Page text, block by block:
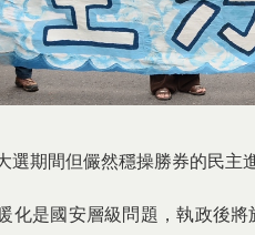
選期間但儼然穩操勝券的民主
化是國安層級問題，執政後將